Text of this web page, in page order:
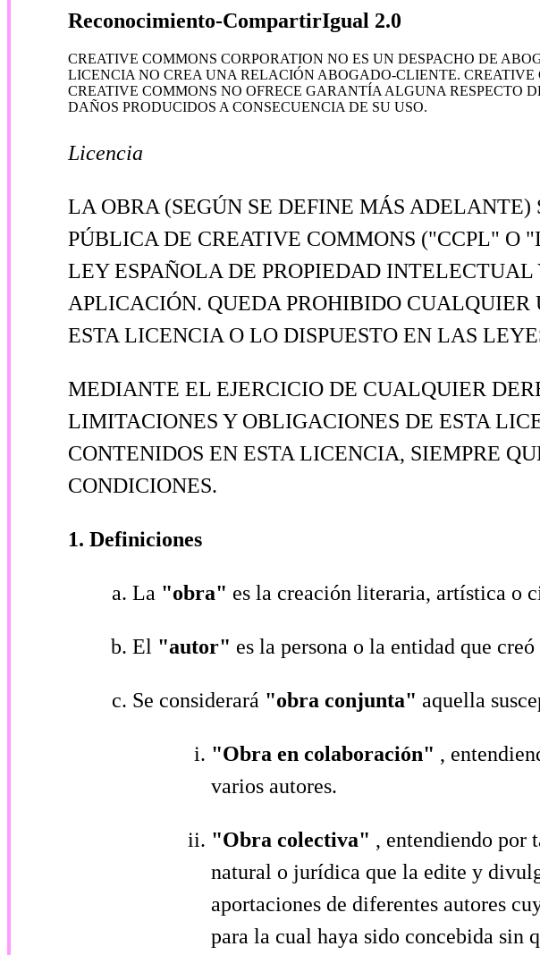
Reconocimiento-CompartirIgual 2.0
CREATIVE COMMONS CORPORATION NO ES UN DESPACHO DE
LICENCIA NO CREA UNA RELACIÓN ABOGADO-CLIENTE.
CREATIVE COMMONS NO OFRECE GARANTÍA ALGUNA RESPECTO
DAÑOS PRODUCIDOS A CONSECUENCIA DE SU USO.
Licencia
LA OBRA (SEGÚN SE DEFINE MÁS
PÚBLICA DE CREATIVE COMMONS ("CCPL" O
LEY ESPAÑOLA DE PROPIEDAD
APLICACIÓN. QUEDA PROHIBIDO
ESTA LICENCIA O LO DISPUESTO EN LAS
MEDIANTE EL EJERCICIO DE CUALQUIER
LIMITACIONES Y OBLIGACIONES DE ESTA
CONTENIDOS EN ESTA LICENCIA, SIEMPRE
CONDICIONES.
1. Definiciones
La "obra" es la creación literaria, artística o
El "autor" es la persona o la entidad que
Se considerará "obra conjunta" aquella
"Obra en colaboración" ,
varios autores.
"Obra colectiva" , entendiendo por
natural o jurídica que la edite y
aportaciones de diferentes autores
para la cual haya sido concebida sin